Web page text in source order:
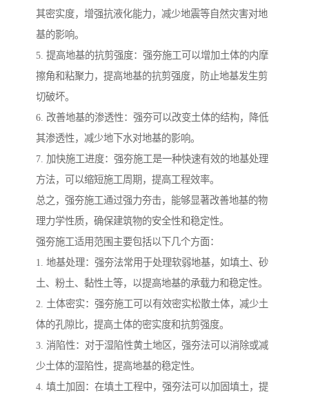
其密实度，增强抗液化能力，减少地震等自然灾害对地
基的影响。
5. 提高地基的抗剪强度：强夯施工可以增加土体的内摩
擦角和粘聚力，提高地基的抗剪强度，防止地基发生剪
切破坏。
6. 改善地基的渗透性：强夯可以改变土体的结构，降低
其渗透性，减少地下水对地基的影响。
7. 加快施工进度：强夯施工是一种快速有效的地基处理
方法，可以缩短施工周期，提高工程效率。
总之，强夯施工通过强力夯击，能够显著改善地基的物
理力学性质，确保建筑物的安全性和稳定性。
强夯施工适用范围主要包括以下几个方面：
1. 地基处理：强夯法常用于处理软弱地基，如填土、砂
土、粉土、黏性土等，以提高地基的承载力和稳定性。
2. 土体密实：强夯施工可以有效密实松散土体，减少土
体的孔隙比，提高土体的密实度和抗剪强度。
3. 消陷性：对于湿陷性黄土地区，强夯法可以消除或减
少土体的湿陷性，提高地基的稳定性。
4. 填土加固：在填土工程中，强夯法可以加固填土，提